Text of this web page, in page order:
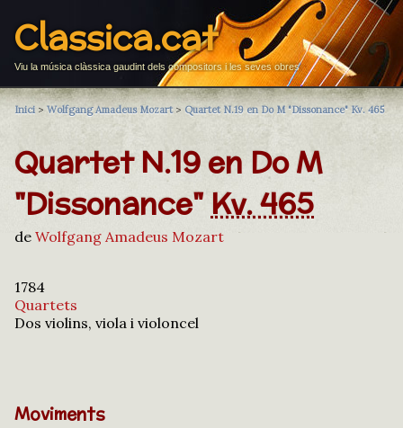
Classica.cat
Viu la música clàssica gaudint dels compositors i les seves obres
Inici > Wolfgang Amadeus Mozart> Quartet N.19 en Do M "Dissonance" Kv. 465
Quartet N.19 en Do M
"Dissonance"Kv. 465
de Wolfgang Amadeus Mozart
1784
Quartets
Dos violins, viola i violoncel
Moviments